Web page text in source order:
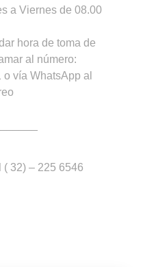
a Viernes de 08.00
hora de toma de
al número:
vía WhatsApp al
( 32) – 225 6546